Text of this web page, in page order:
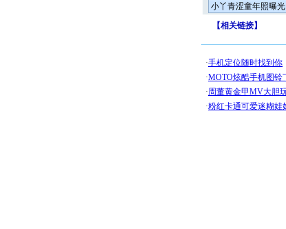
小丫青涩童年照曝光
【相关链接】